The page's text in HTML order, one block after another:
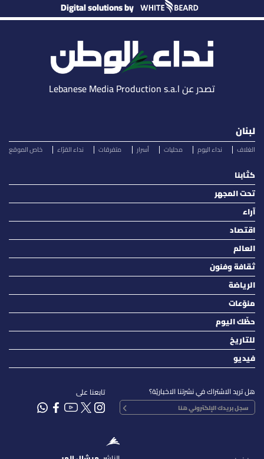
Digital solutions by
تصدر عن Lebanese Media Production s.a.l
لبنان
الغلاف نداء اليوم محليات أسرار متفرقات نداء القرّاء خاص الموقع
كتّابنا
تحت المجهر
آراء
اقتصاد
العالم
ثقافة وفنون
الرياضة
منوّعات
حظّك اليوم
للتاريخ
فيديو
هل تريد الاشتراك في نشرتنا الاخباريّة؟ تابعنا على